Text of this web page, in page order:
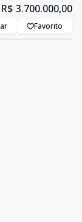
R$ 3.700.000,00
Favorito